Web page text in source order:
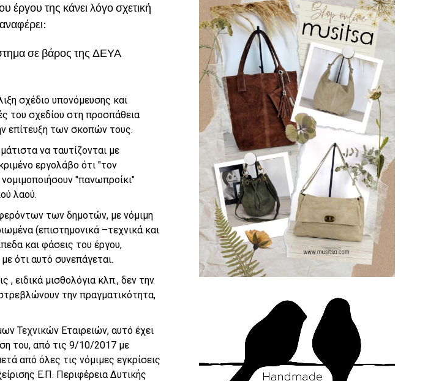
έργου της κάνει λόγο σχετική
σε βάρος της ΔΕΥΑ
σχέδιο υπονόμευσης και
του σχεδίου στη προσπάθεια
επίτευξη των σκοπών τους.
να ταυτίζονται με
εργολάβο ότι ″τον
″πανωπροίκι″
λαού.
των δημοτών, με νόμιμη
(επιστημονικά –τεχνικά και
και φάσεις του έργου,
ότι αυτό συνεπάγεται.
, ειδικά μισθολόγια κλπ., δεν την
την πραγματικότητα,
Τεχνικών Εταιρειών, αυτό έχει
του, από τις 9/10/2017 με
από όλες τις νόμιμες εγκρίσεις
Ε.Π. Περιφέρεια Δυτικής